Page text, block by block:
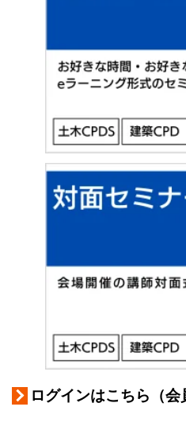
ログインはこちら（会